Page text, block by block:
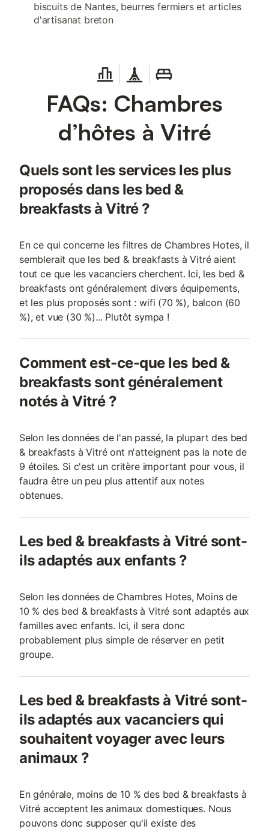
biscuits de Nantes, beurres fermiers et articles
d'artisanat breton
FAQs: Chambres
d’hôtes à Vitré
Quels sont les services les plus
proposés dans les bed &
breakfasts à Vitré ?
En ce qui concerne les filtres de Chambres Hotes, il
semblerait que les bed & breakfasts à Vitré aient
tout ce que les vacanciers cherchent. Ici, les bed &
breakfasts ont généralement divers équipements,
et les plus proposés sont : wifi (70 %), balcon (60
%), et vue (30 %)... Plutôt sympa !
Comment est-ce-que les bed &
breakfasts sont généralement
notés à Vitré ?
Selon les données de l'an passé, la plupart des bed
& breakfasts à Vitré ont n'atteignent pas la note de
9 étoiles. Si c'est un critère important pour vous, il
faudra être un peu plus attentif aux notes
obtenues.
Les bed & breakfasts à Vitré sont-
ils adaptés aux enfants ?
Selon les données de Chambres Hotes, Moins de
10 % des bed & breakfasts à Vitré sont adaptés aux
familles avec enfants. Ici, il sera donc
probablement plus simple de réserver en petit
groupe.
Les bed & breakfasts à Vitré sont-
ils adaptés aux vacanciers qui
souhaitent voyager avec leurs
animaux ?
En générale, moins de 10 % des bed & breakfasts à
Vitré acceptent les animaux domestiques. Nous
pouvons donc supposer qu'il existe des